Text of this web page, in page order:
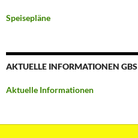
Speisepläne
AKTUELLE INFORMATIONEN GBS
Aktuelle Informationen